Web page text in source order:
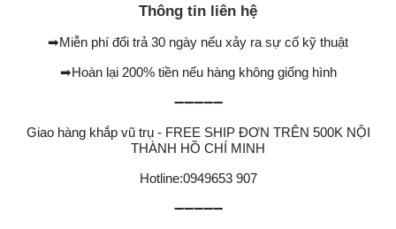
Thông tin liên hệ
➡Miễn phí đổi trả 30 ngày nếu xảy ra sự cố kỹ thuật
➡Hoàn lại 200% tiền nếu hàng không giống hình
➖➖➖➖➖
Giao hàng khắp vũ trụ - FREE SHIP ĐƠN TRÊN 500K NỘI
THÀNH HỒ CHÍ MINH
Hotline:0949653 907
➖➖➖➖➖